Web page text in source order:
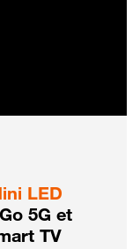
LED
5G et
TV